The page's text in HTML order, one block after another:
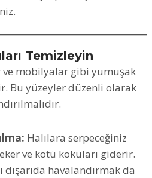
Temizleyin
ve mobilyalar gibi yumuşak
Bu yüzeyler düzenli olarak
Halılara serpeceğiniz
ve kötü kokuları giderir.
dışarıda havalandırmak da